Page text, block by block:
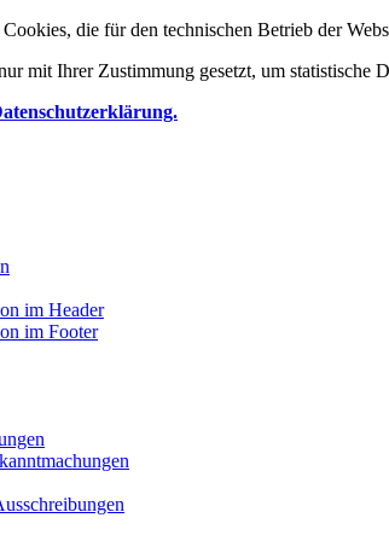
die für den technischen Betrieb der
mit Ihrer Zustimmung gesetzt, um statistische
im Header
im Footer